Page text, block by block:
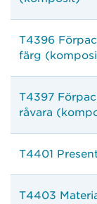
T4396
färg
T4397
råvara
T4401
T4403